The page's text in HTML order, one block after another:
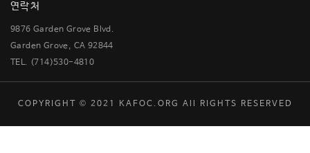
연락처
9876 Garden Grove Blvd.
Garden Grove, CA 92844
TEL. (714)530-4810
COPYRIGHT © 2021 KAFOC.ORG All RIGHTS RESERVED